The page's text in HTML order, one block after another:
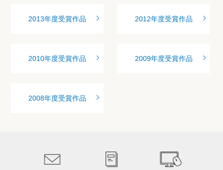
2013年度受賞作品 2012年度受賞作品
2010年度受賞作品 2009年度受賞作品
2008年度受賞作品